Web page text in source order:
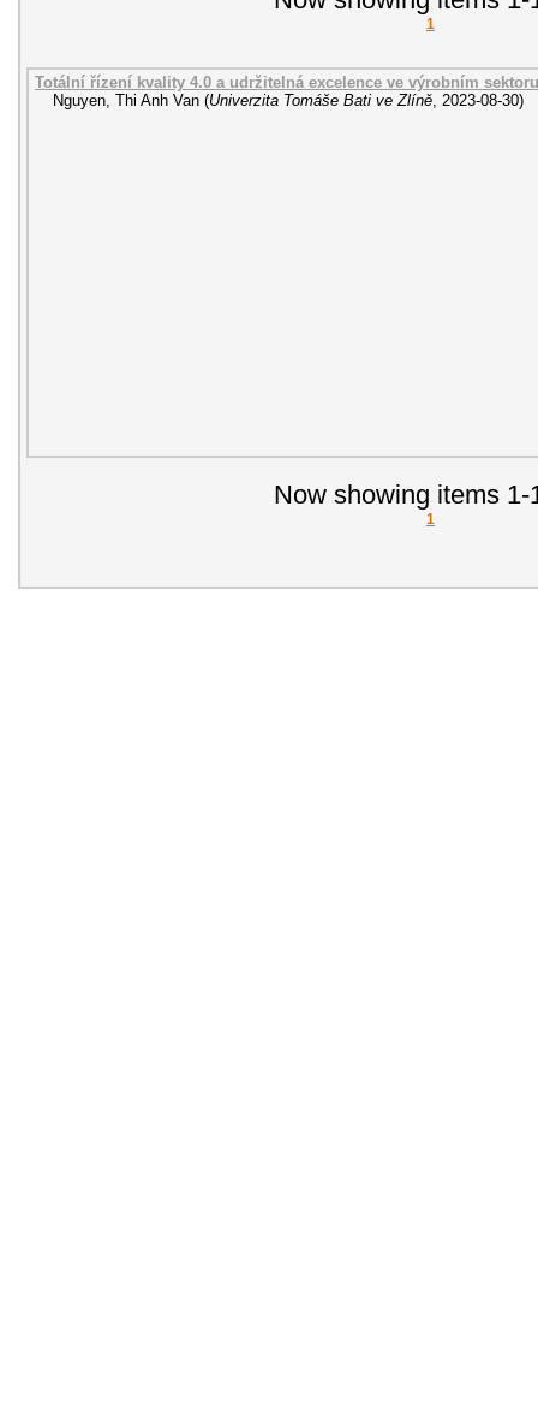
1
Totální řízení kvality 4.0 a udržitelná excelence ve výrobním sektoru
Nguyen, Thi Anh Van (Univerzita Tomáše Bati ve Zlíně, 2023-08-30)
Now showing items 1-
1